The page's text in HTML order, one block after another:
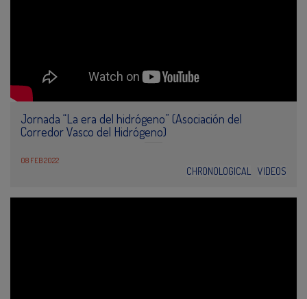
Jornada “La era del hidrógeno” (Asociación del
Corredor Vasco del Hidrógeno)
08 FEB 2022
CHRONOLOGICAL VIDEOS